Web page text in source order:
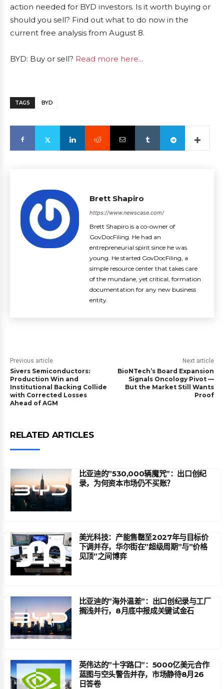
action needed for BYD investors. Is it worth buying or
should you sell? Find out what to do now in the
current free analysis from August 8.
BYD: Buy or sell? Read more here...
TAGS BYD
Brett Shapiro
https://www.newscase.com/
Brett Shapiro is a co-owner of
GovDocFiling. He had an
entrepreneurial spirit since he was
young. He started GovDocFiling, a
simple resource center that takes care
of the mundane, yet critical, formation
documentation for any new business
entity.
Previous article
Sivers Semiconductors:
Production Win and
Institutional Backing Collide
with Corrected Losses
Ahead of AGM
Next article
BioNTech’s Board Expansion
Signals Oncology Pivot —
But the Market Still Wants
Proof
RELATED ARTICLES
比亚迪的”530,000辆魔咒”：出口创纪
录，为何资本市场仍不买账？
美光科技：产能售罄至2027年与目标价
下调并存，华尔街在”超级周期”与”价格
见顶”之间博弈
比亚迪的”海外温差”：出口创纪录与工厂
搁浅并行，8月底中报成关键试金石
英伟达的”十字路口”：5000亿美元合作
蓝图与空头警告并存，市场静待8月26
日答卷